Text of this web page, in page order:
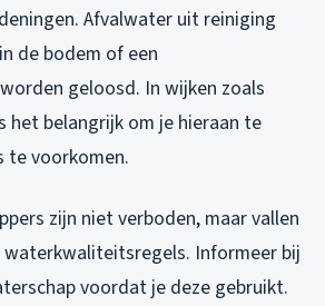
Afvalwater uit reiniging
de bodem of een
geloosd. In wijken zoals
het belangrijk om je hieraan te
te voorkomen.
zijn niet verboden, maar vallen
Informeer bij
voordat je deze gebruikt.